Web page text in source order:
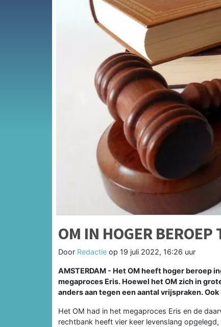
OM IN HOGER BEROEP
Door Redactie op 19 juli 2022, 16:26 uur
AMSTERDAM - Het OM heeft hoger beroep
megaproces Eris. Hoewel het OM zich in
anders aan tegen een aantal vrijspraken.
Het OM had in het megaproces Eris en de
rechtbank heeft vier keer levenslang